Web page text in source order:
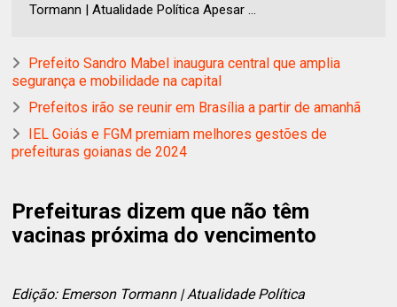
Tormann | Atualidade Política Apesar ...
Prefeito Sandro Mabel inaugura central que amplia
segurança e mobilidade na capital
Prefeitos irão se reunir em Brasília a partir de amanhã
IEL Goiás e FGM premiam melhores gestões de
prefeituras goianas de 2024
Prefeituras dizem que não têm
vacinas próxima do vencimento
Edição: Emerson Tormann | Atualidade Política